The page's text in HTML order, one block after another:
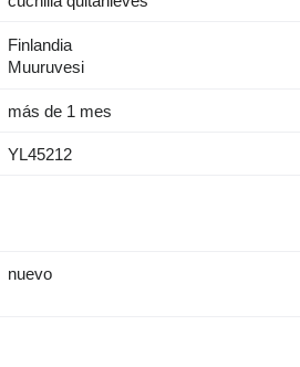
Finlandia
Muuruvesi
más de 1 mes
YL45212
nuevo